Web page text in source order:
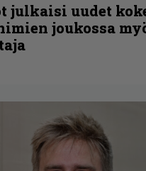
julkaisi uudet
joukossa